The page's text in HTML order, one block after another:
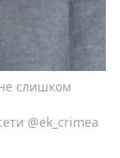
слишком
@ek_crimea